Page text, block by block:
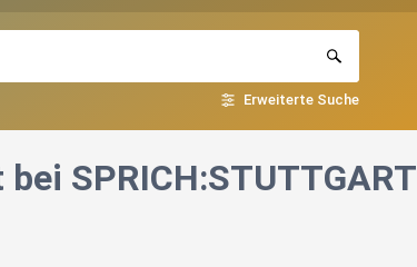
Erweiterte Suche
SPRICH:STUTTGART